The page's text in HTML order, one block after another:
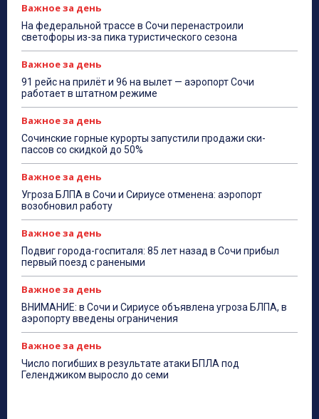
Важное за день
На федеральной трассе в Сочи перенастроили
светофоры из-за пика туристического сезона
Важное за день
91 рейс на прилёт и 96 на вылет — аэропорт Сочи
работает в штатном режиме
Важное за день
Сочинские горные курорты запустили продажи ски-
пассов со скидкой до 50%
Важное за день
Угроза БЛПА в Сочи и Сириусе отменена: аэропорт
возобновил работу
Важное за день
Подвиг города-госпиталя: 85 лет назад в Сочи прибыл
первый поезд с ранеными
Важное за день
ВНИМАНИЕ: в Сочи и Сириусе объявлена угроза БЛПА, в
аэропорту введены ограничения
Важное за день
Число погибших в результате атаки БПЛА под
Геленджиком выросло до семи